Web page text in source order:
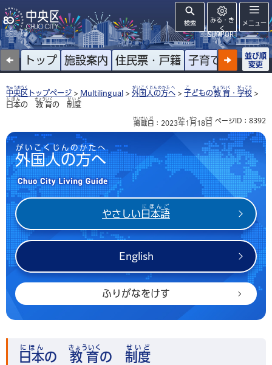
検索
みる・き
く
SUPPORT
メニュー
トップ 施設案内 住民票・戸籍 子育て 高齢者
並び順
変更
中央区
ちゅうおうく
トップページ > Multilingual > 外国人の方へ
がいこくじんのかたへ
> 子
こ
どもの教育
きょういく
・ 学校
がっこう
>
日本
にほん
の 教育
きょういく
の 制度
せいど
掲載
けいさい
日
び
：2023年
ねん
1 月
がつ
18 日
にち ページID：8392
外国人の方へ
がいこくじんのかたへ
Chuo City Living
Guide
やさしい 日本語
にほんご
English
ふりがなをけす
日本
にほん
の 教育
きょういく
の 制度
せいど